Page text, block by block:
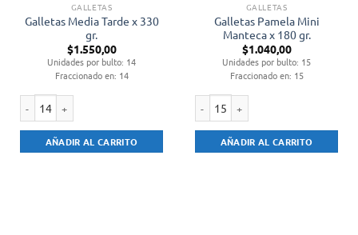
GALLETAS
Galletas Media Tarde x 330
gr.
$1.550,00
Unidades por bulto: 14
Fraccionado en: 14
AÑADIR AL CARRITO
GALLETAS
Galletas Pamela Mini
Manteca x 180 gr.
$1.040,00
Unidades por bulto: 15
Fraccionado en: 15
AÑADIR AL CARRITO